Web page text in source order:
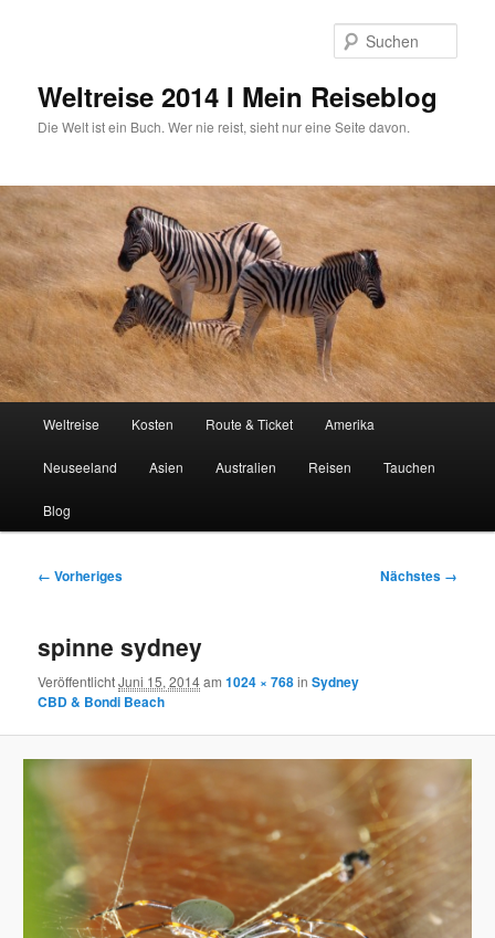
Weltreise 2014 I Mein Reiseblog
Die Welt ist ein Buch. Wer nie reist, sieht nur eine Seite davon.
Weltreise Kosten Route & Ticket Amerika
Neuseeland Asien Australien Reisen Tauchen
Blog
Bilder-
← Vorheriges Nächstes →
spinne sydney
VeröffentlichtJuni 15, 2014am1024 × 768inSydney
CBD & Bondi Beach